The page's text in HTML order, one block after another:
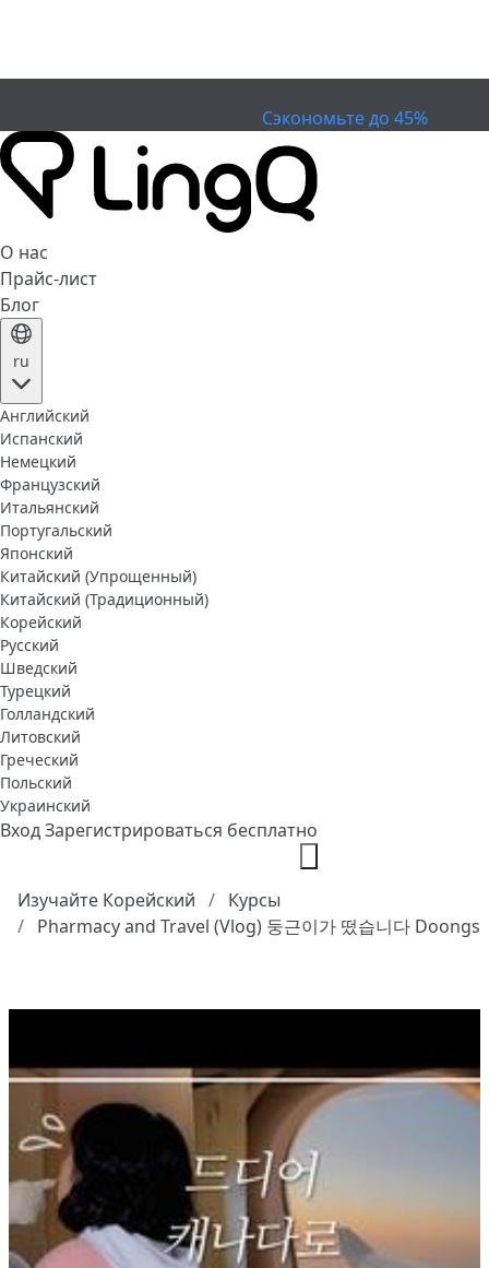
Сэкономьте до 45%
О нас
Прайс-лист
Блог
ru
Английский
Испанский
Немецкий
Французский
Итальянский
Португальский
Японский
Китайский (Упрощенный)
Китайский (Традиционный)
Корейский
Русский
Шведский
Турецкий
Голландский
Литовский
Греческий
Польский
Украинский
ВходЗарегистрироваться бесплатно
Изучайте Корейский
Курсы
Pharmacy and Travel (Vlog) 둥근이가 떴습니다 Doongs